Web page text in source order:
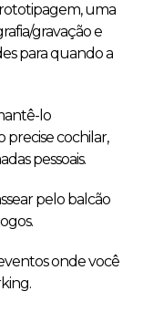
uma
gravação e
para quando a
lo
precise cochilar,
pessoais.
pelo balcão
onde você